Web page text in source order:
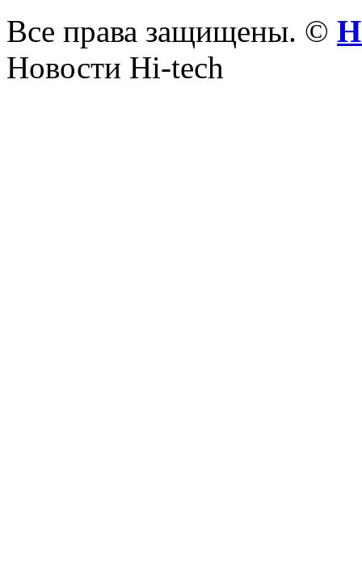
Все права защищены. ©
Новости Hi-tech